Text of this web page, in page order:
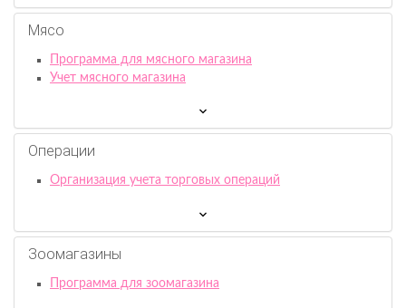
Мясо
Программа для мясного магазина
Учет мясного магазина
Операции
Организация учета торговых операций
Зоомагазины
Программа для зоомагазина